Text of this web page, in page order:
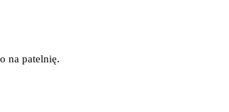
na patelnię.